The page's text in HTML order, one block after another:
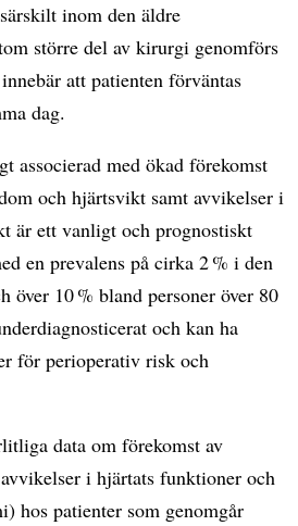
inom den äldre
större del av kirurgi genomförs
att patienten förväntas
dag.
associerad med ökad förekomst
och hjärtsvikt samt avvikelser i
är ett vanligt och prognostiskt
en prevalens på cirka 2 % i den
över 10 % bland personer över 80
och kan ha
för perioperativ risk och
data om förekomst av
i hjärtats funktioner och
hos patienter som genomgår